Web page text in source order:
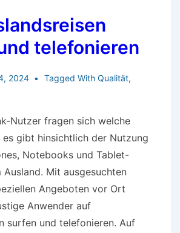
telefonieren
2024 Tagged WithQualität,
Nutzer fragen sich welche
gibt hinsichtlich der Nutzung
Notebooks und Tablet-
Mit ausgesuchten
Angeboten vor Ort
Anwender auf
surfen und telefonieren. Auf